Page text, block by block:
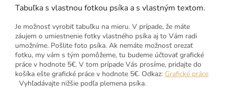
Tabuľka s vlastnou fotkou psíka a s vlastným textom.
Je možnosť vyrobiť tabuľku na mieru. V prípade, že máte
záujem o umiestnenie fotky vlastného psíka aj to Vám radi
umožníme. Pošlite foto psíka. Ak nemáte možnosť orezať
fotku, my vám s tým pomôžeme, tu budeme účtovať grafické
práce v hodnote 5€. V tom prípade Vás prosíme, pridajte do
košíka ešte grafické práce v hodnote 5€. Odkaz: Grafické práce
Vyhľadávajte nižšie podľa plemena psíka.